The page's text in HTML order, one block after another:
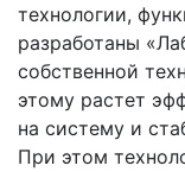
технологии,
разработаны
собственной
этому растет
на систему и
При этом